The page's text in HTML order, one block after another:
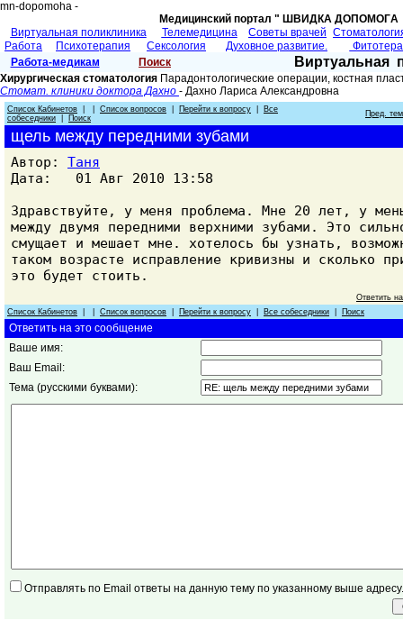
mn-dopomoha -
Медицинский портал " ШВИДКА
Виртуальная поликлиника
Телемедицина Советы врачей
Работа
Психотерапия Сексология Духовное развитие.
Работа-медикам
Поиск Виртуальная
Хирургическая стоматология Парадонтологические операции, костная
Стомат. клиники доктора Дахно - Дахно Лариса Александровна
Список Кабинетов Список вопросов Перейти к вопросу
Все
собеседники
Поиск Пред.
щель между передними зубами
Автор: Таня
Дата: 01 Авг 2010 13:58
Здравствуйте, у меня проблема. Мне 20 лет, у
между двумя передними верхними зубами. Это
смущает и мешает мне. хотелось бы узнать,
таком возрасте исправление кривизны и сколько
это будет стоить.
Ответить
Список Кабинетов
Список вопросов Перейти к вопросу Все собеседники Поиск
Ответить на это сообщение
Ваше имя:
Ваш Email:
Тема (русскими буквами):
Отправлять по Email ответы на данную тему по указанному выше адресу.